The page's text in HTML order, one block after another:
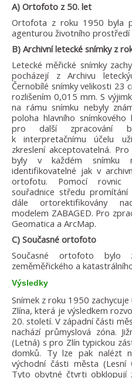
A) Ortofoto z 50. let
Ortofota z roku 1950 byla
agenturou životního prostředí
B) Archivní letecké snímky z
Letecké měřické snímky
pocházejí z Archivu
Černobílé snímky velikosti 23
rozlišením 0,015 mm. S
na rámu snímku nebyly
poloha hlavního
pro další zpracování
k interpretačnímu účelu
zkreslení akceptovatelná.
byly v každém snímku
identifikovatelné jak v
ortofotu. Pomocí rovnic
souřadnice středu promítání
dále ortorektifikovány
modelem ZABAGED. Pro
Geomatica a ArcMap.
C) Současné ortofoto
Současné ortofoto bylo
zeměměřického a
Výsledky
Snímek z roku 1950
Zlína, která je výsledkem
20. století. V západní části
nachází průmyslová zóna.
(Letná) s pro Zlín typickou
domků. Ty lze pak nalézt
východní části města (Lesní
Tyto obytné čtvrti obklopují